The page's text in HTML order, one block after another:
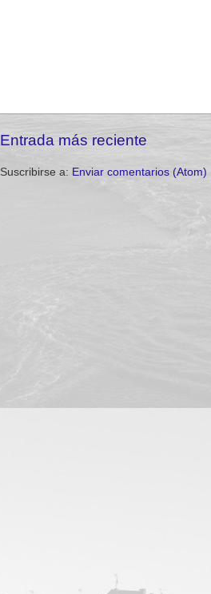
Entrada más reciente
Suscribirse a: Enviar comentarios (Atom)